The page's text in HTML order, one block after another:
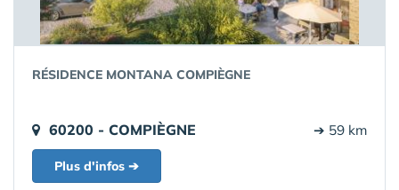
RÉSIDENCE MONTANA COMPIÈGNE
60200 - COMPIÈGNE ➔ 59 km
Plus d'infos ➔